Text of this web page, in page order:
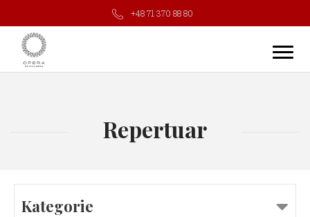
+48 71 370 88 80
Repertuar
Kategorie